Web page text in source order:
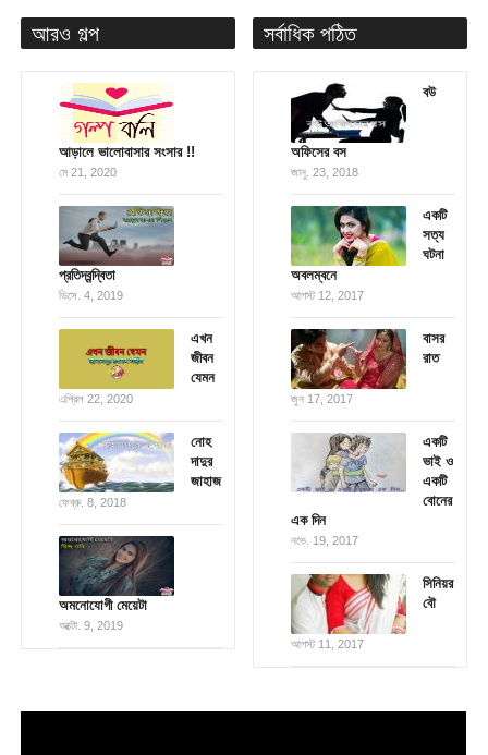
আরও গল্প
আড়ালে ভালোবাসার সংসার !!
মে 21, 2020
প্রতিদ্বন্দ্বিতা
ডিসে. 4, 2019
এখন
জীবন
যেমন
এপ্রিল 22, 2020
নোহ
দাদুর
জাহাজ
ফেব্রু. 8, 2018
অমনোযোগী মেয়েটা
অক্টো. 9, 2019
সর্বাধিক পঠিত
বউ
অফিসের বস
জানু. 23, 2018
একটি
সত্য
ঘটনা
অবলম্বনে
আগস্ট 12, 2017
বাসর
রাত
জুন 17, 2017
একটি
ভাই ও
একটি
বোনের
এক দিন
নভে. 19, 2017
সিনিয়র
বৌ
আগস্ট 11, 2017